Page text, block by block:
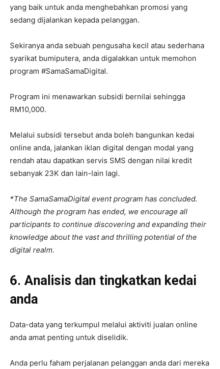
yang baik untuk anda menghebahkan promosi yang
sedang dijalankan kepada pelanggan.
Sekiranya anda sebuah pengusaha kecil atau sederhana
syarikat bumiputera, anda digalakkan untuk memohon
program #SamaSamaDigital.
Program ini menawarkan subsidi bernilai sehingga
RM10,000.
Melalui subsidi tersebut anda boleh bangunkan kedai
online anda, jalankan iklan digital dengan modal yang
rendah atau dapatkan servis SMS dengan nilai kredit
sebanyak 23K dan lain-lain lagi.
*The SamaSamaDigital event program has concluded.
Although the program has ended, we encourage all
participants to continue discovering and expanding their
knowledge about the vast and thrilling potential of the
digital realm.
6. Analisis dan tingkatkan kedai
anda
Data-data yang terkumpul melalui aktiviti jualan online
anda amat penting untuk diselidik.
Anda perlu faham perjalanan pelanggan anda dari mereka